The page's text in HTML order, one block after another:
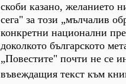
скоби казано, желанието
сега" за този „мълчалив
конкретни национални
доколкото българското
„Повестите" почти не се
въвеждащия текст към